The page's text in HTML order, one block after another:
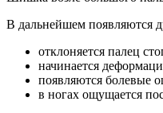
В дальнейшем появляются
отклоняется палец
начинается
появляются болевые
в ногах ощущается